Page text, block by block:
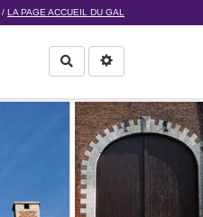
/ LA PAGE ACCUEIL DU GAL
Rechercher